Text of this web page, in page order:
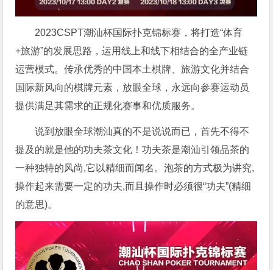
2023CSPT潮汕杯国际扑克锦标赛，将打造“体育
+旅游”的发展思路，运用线上和线下相结合的全产业链
运营模式。传承优秀的中国本土棋牌、旅游文化并结合
国际新风向的棋牌元素，放眼全球，永远向参赛运动员
提供满足其需求的正规化赛事和优质服务。
说到放眼全球潮汕真的不是说说而已，首先不得不
提及的就是他的功夫茶文化！功夫茶是潮汕引领品茶的
一种独特的风尚,它以精细而闻名。泡茶的方式极为讲究,
操作起来需要一定的功夫,而且操作时必须很“功夫”(精细
的意思)。